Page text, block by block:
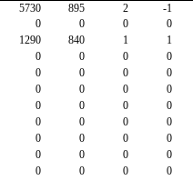
5730 895 2 -1
0 0 0 0
1290 840 1 1
0 0 0 0
0 0 0 0
0 0 0 0
0 0 0 0
0 0 0 0
0 0 0 0
0 0 0 0
0 0 0 0